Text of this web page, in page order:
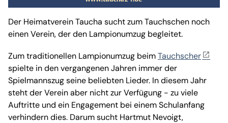
Der Heimatverein Taucha sucht zum Tauchschen noch
einen Verein, der den Lampionumzug begleitet.
Zum traditionellen Lampionumzug beimTauchscher
spielte in den vergangenen Jahren immer der
Spielmannszug seine beliebten Lieder. In diesem Jahr
steht der Verein aber nicht zur Verfügung - zu viele
Auftritte und ein Engagement bei einem Schulanfang
verhindern dies. Darum sucht Hartmut Nevoigt,